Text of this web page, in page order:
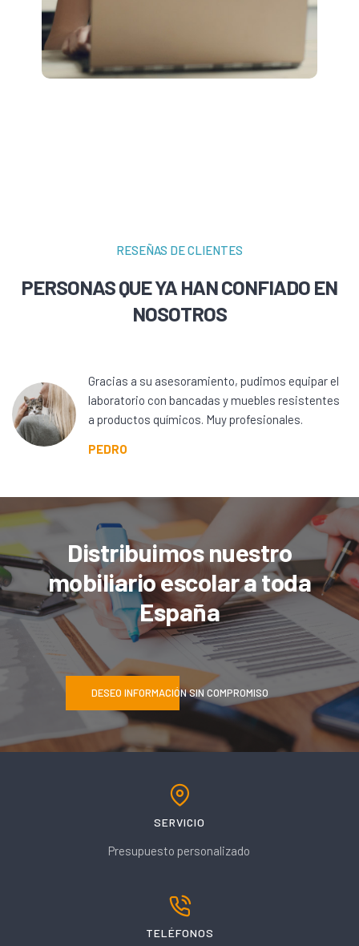
RESEÑAS DE CLIENTES
PERSONAS QUE YA HAN CONFIADO EN
NOSOTROS
Gracias a su asesoramiento, pudimos equipar el
laboratorio con bancadas y muebles resistentes
a productos químicos. Muy profesionales.
PEDRO
Distribuimos nuestro
mobiliario escolar a toda
España
DESEO INFORMACIÓN SIN COMPROMISO
SERVICIO
Presupuesto personalizado
TELÉFONOS